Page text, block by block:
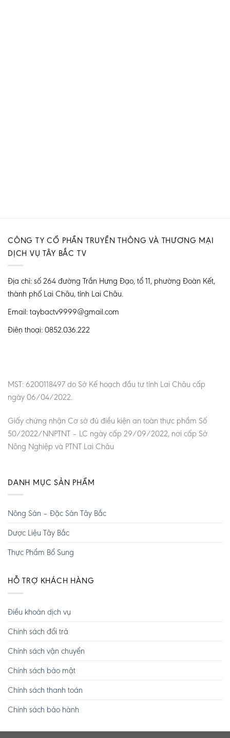
CÔNG TY CỔ PHẦN TRUYỀN THÔNG VÀ THƯƠNG MẠI
DỊCH VỤ TÂY BẮC TV
Địa chỉ: số 264 đường Trần Hưng Đạo, tổ 11, phường Đoàn Kết,
thành phố Lai Châu, tỉnh Lai Châu.
Email: taybactv9999@gmail.com
Điện thoại: 0852.036.222
MST: 6200118497 do Sở Kế hoạch đầu tư tỉnh Lai Châu cấp
ngày 06/04/2022.
Giấy chứng nhận Cơ sở đủ điều kiện an toàn thực phẩm Số
50/2022/NNPTNT – LC ngày cấp 29/09/2022, nơi cấp Sở
Nông Nghiệp và PTNT Lai Châu
DANH MỤC SẢN PHẨM
Nông Sản – Đặc Sản Tây Bắc
Dược Liệu Tây Bắc
Thực Phẩm Bổ Sung
HỖ TRỢ KHÁCH HÀNG
Điều khoản dịch vụ
Chính sách đổi trả
Chính sách vận chuyển
Chính sách bảo mật
Chính sách thanh toán
Chính sách bảo hành